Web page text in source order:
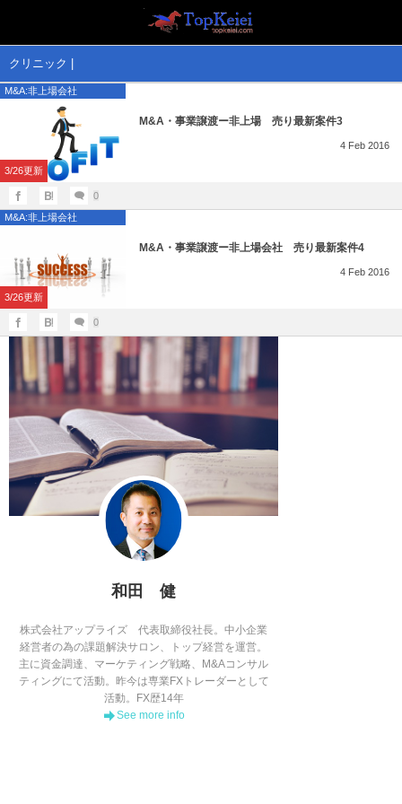
クリニック |
M&A:非上場会社
3/26更新
M&A・事業譲渡ー非上場 売り最新案件3
4 Feb 2016
0
M&A:非上場会社
3/26更新
M&A・事業譲渡ー非上場会社 売り最新案件4
4 Feb 2016
0
和田 健
株式会社アップライズ 代表取締役社長。中小企業
経営者の為の課題解決サロン、トップ経営を運営。
主に資金調達、マーケティング戦略、M&Aコンサル
ティングにて活動。昨今は専業FXトレーダーとして
活動。FX歴14年
See more info
M&A:金融商品取引業者
M&A:非上場会社
M&A:太陽光発電所
美術品（絵画工芸）
YesBIT⑨